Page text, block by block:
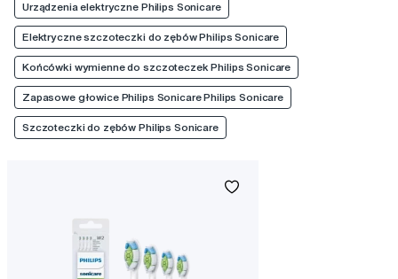
Urządzenia elektryczne Philips Sonicare
Elektryczne szczoteczki do zębów Philips Sonicare
Końcówki wymienne do szczoteczek Philips Sonicare
Zapasowe głowice Philips Sonicare Philips Sonicare
Szczoteczki do zębów Philips Sonicare